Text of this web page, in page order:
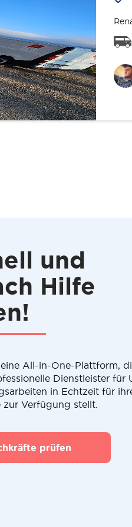
und
Hilfe
All-in-One-Plattform,
Dienstleister für
in Echtzeit für
zur Verfügung stellt.
prüfen